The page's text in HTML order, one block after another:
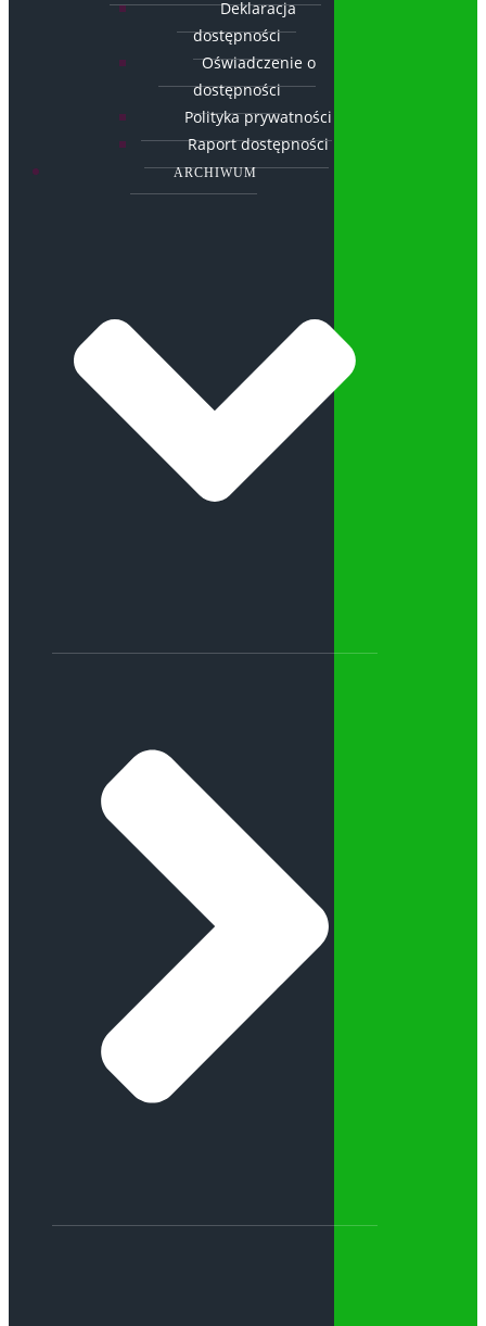
Deklaracja
dostępności
Oświadczenie o
dostępności
Polityka prywatności
Raport dostępności
ARCHIWUM